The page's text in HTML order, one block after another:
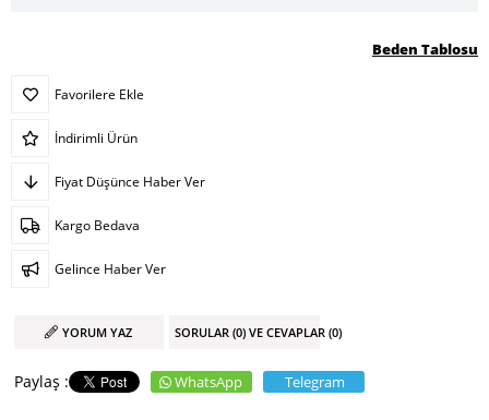
Beden Tablosu
Favorilere Ekle
İndirimli Ürün
Fiyat Düşünce Haber Ver
Kargo Bedava
Gelince Haber Ver
YORUM YAZ SORULAR (0) VE CEVAPLAR (0)
WhatsApp Telegram